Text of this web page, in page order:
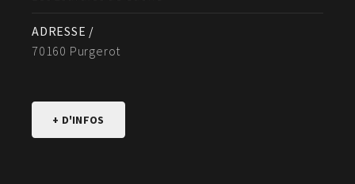
ADRESSE /
70160 Purgerot
+ D'INFOS